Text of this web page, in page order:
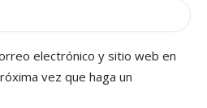
electrónico y sitio web en
vez que haga un